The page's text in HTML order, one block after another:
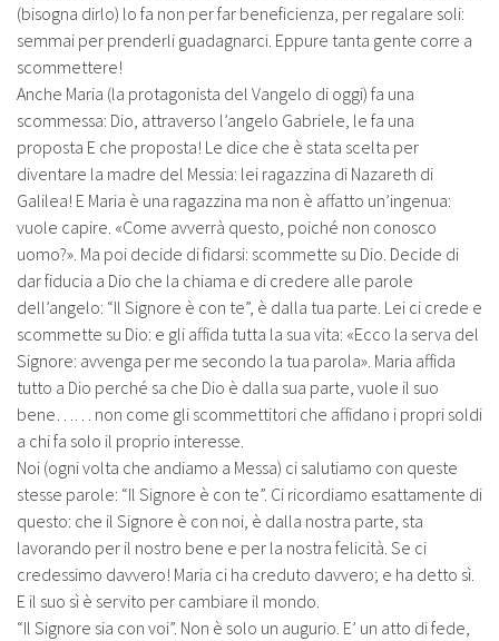
(bisogna dirlo) lo fa non per far beneficienza, per regalare soli:
semmai per prenderli guadagnarci. Eppure tanta gente corre a
scommettere!
Anche Maria (la protagonista del Vangelo di oggi) fa una
scommessa: Dio, attraverso l’angelo Gabriele, le fa una
proposta E che proposta! Le dice che è stata scelta per
diventare la madre del Messia: lei ragazzina di Nazareth di
Galilea! E Maria è una ragazzina ma non è affatto un’ingenua:
vuole capire. «Come avverrà questo, poiché non conosco
uomo?». Ma poi decide di fidarsi: scommette su Dio. Decide di
dar fiducia a Dio che la chiama e di credere alle parole
dell’angelo: “Il Signore è con te”, è dalla tua parte. Lei ci crede e
scommette su Dio: e gli affida tutta la sua vita: «Ecco la serva del
Signore: avvenga per me secondo la tua parola». Maria affida
tutto a Dio perché sa che Dio è dalla sua parte, vuole il suo
bene…… non come gli scommettitori che affidano i propri soldi
a chi fa solo il proprio interesse.
Noi (ogni volta che andiamo a Messa) ci salutiamo con queste
stesse parole: “Il Signore è con te”. Ci ricordiamo esattamente di
questo: che il Signore è con noi, è dalla nostra parte, sta
lavorando per il nostro bene e per la nostra felicità. Se ci
credessimo davvero! Maria ci ha creduto davvero; e ha detto sì.
E il suo sì è servito per cambiare il mondo.
“Il Signore sia con voi”. Non è solo un augurio. E’ un atto di fede,